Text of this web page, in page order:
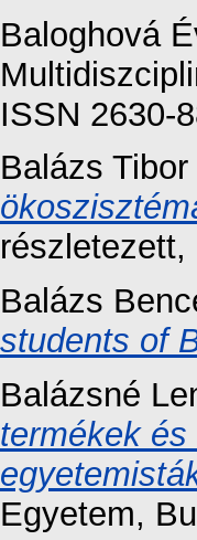
Baloghová
ISSN 2630-
Balázs Tibor
Balázs
students of
Balázsné
termékek és
Egyetem,